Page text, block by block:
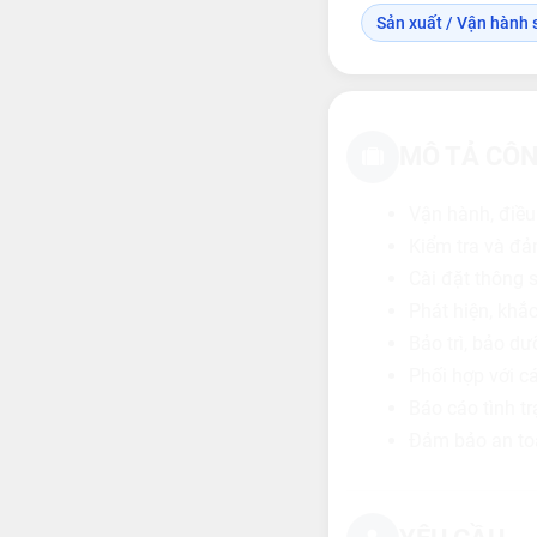
Sản xuất / Vận hành
Kiểm tra và